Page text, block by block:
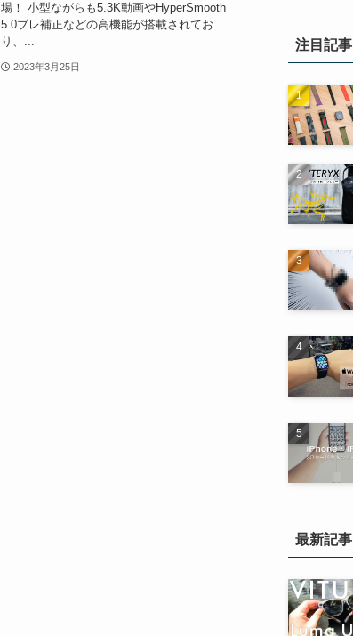
場！ 小型ながらも5.3K動画やHyperSmooth
5.0ブレ補正などの高機能が搭載されてお
り、...
2023年3月25日
注目記事
最新記事